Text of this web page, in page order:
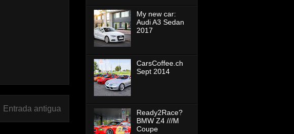
Entrada antigua
My new car:
Audi A3 Sedan
2017
CarsCoffee.ch
Sept 2014
Ready2Race?
BMW Z4 ///M
Coupe